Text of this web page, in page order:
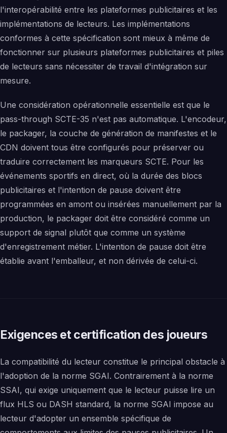
l'interopérabilité entre les plateformes publicitaires et les
implémentations de lecteurs. Les implémentations
conformes à cette spécification sont mieux à même de
fonctionner sur plusieurs plateformes publicitaires et piles
de lecteurs sans nécessiter de travail d'intégration sur
mesure.
Une considération opérationnelle essentielle est que le
pass-through SCTE-35 n'est pas automatique. L'encodeur,
le packager, la couche de génération de manifestes et le
CDN doivent tous être configurés pour préserver ou
traduire correctement les marqueurs SCTE. Pour les
événements sportifs en direct, où la durée des blocs
publicitaires et l'intention de pause doivent être
programmées en amont ou insérées manuellement par la
production, le packager doit être considéré comme un
support de signal plutôt que comme un système
d'enregistrement métier. L'intention de pause doit être
établie avant l'emballeur, et non dérivée de celui-ci.
Exigences et certification des joueurs
La compatibilité du lecteur constitue le principal obstacle à
l'adoption de la norme SGAI. Contrairement à la norme
SSAI, qui exige uniquement que le lecteur puisse lire un
flux HLS ou DASH standard, la norme SGAI impose au
lecteur d'adopter un ensemble spécifique de